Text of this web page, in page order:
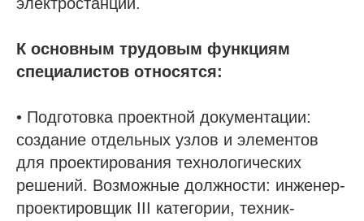
К основным трудовым функциям
специалистов относятся:
• Подготовка проектной документации:
создание отдельных узлов и элементов
для проектирования технологических
решений. Возможные должности: инженер-
проектировщик III категории, техник-